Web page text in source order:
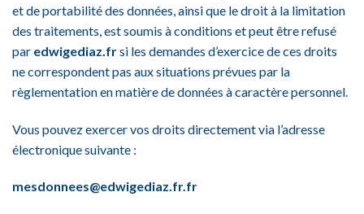
et de portabilité des données, ainsi que le droit à la limitation
des traitements, est soumis à conditions et peut être refusé
par edwigediaz.frsi les demandes d’exercice de ces droits
ne correspondent pas aux situations prévues par la
règlementation en matière de données à caractère personnel.
Vous pouvez exercer vos droits directement via l’adresse
électronique suivante :
mesdonnees@edwigediaz.fr.fr